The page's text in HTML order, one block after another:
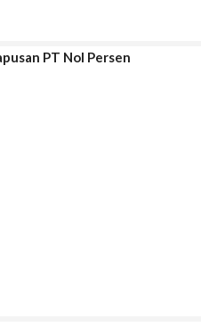
PT Nol Persen